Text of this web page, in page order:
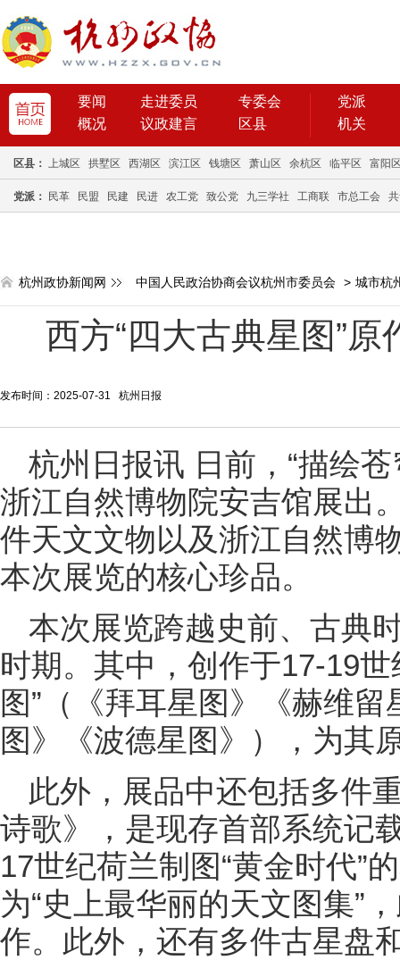
要闻 走进委员
专委会
概况
议政建言 区县
党派
机关
区县： 上城区 拱墅区 西湖区 滨江区 钱塘区 萧山区 余杭区 临平区 富阳
党派： 民革 民盟 民建 民进 农工党 致公党 九三学社 工商联 市总工会
杭州政协新闻网 中国人民政治协商会议杭州市委员会 > 城市杭
西方“四大古典星图”
发布时间：2025-07-31 杭州日报
杭州日报讯 日前，“描绘
浙江自然博物院安吉馆展出
件天文文物以及浙江自然博
本次展览的核心珍品。
本次展览跨越史前、古典
时期。其中，创作于17-19
图”（《拜耳星图》《赫维
图》《波德星图》），为其
此外，展品中还包括多件
诗歌》，是现存首部系统记
17世纪荷兰制图“黄金时代”
为“史上最华丽的天文图集”
作。此外，还有多件古星盘